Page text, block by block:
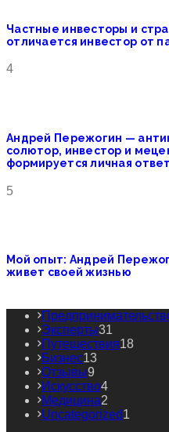
Частные инвесторы и
отличается инвестор от
4
Андрей Пережогин —
солютор, инвестор и
формируется личная
5
Мой опыт: Андрей
живет своей жизнью
Эксперты31
Путешествия18
Бизнес13
Отзывы9
Искусство4
Медицина2
Uncategorized1